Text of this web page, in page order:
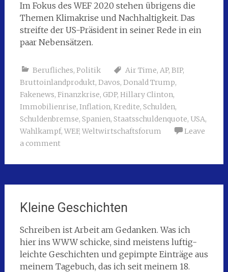
Im Fokus des WEF 2020 stehen übrigens die
Themen Klimakrise und Nachhaltigkeit. Das
streifte der US-Präsident in seiner Rede in ein
paar Nebensätzen.
Berufliches, Politik Air Time, AP, BIP,
Bruttoinlandprodukt, Davos, Donald Trump,
Fakenews, Finanzkrise, GDP, Hillary Clinton,
Immobilienrise, Inflation, Kredite, Schulden,
Schuldenbremse, Spanien, Staatsschuldenquote, USA,
Wahlkampf, WEF, Weltwirtschaftsforum
Leave
a comment
Kleine Geschichten
Schreiben ist Arbeit am Gedanken. Was ich
hier ins WWW schicke, sind meistens luftig-
leichte Geschichten und gepimpte Einträge aus
meinem Tagebuch, das ich seit meinem 18.